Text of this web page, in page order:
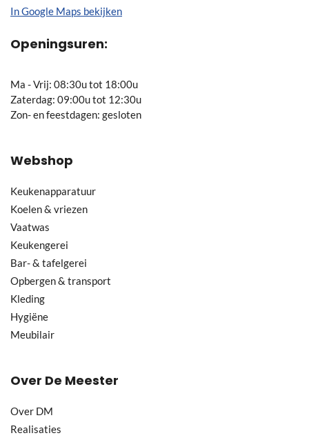
In Google Maps bekijken
Openingsuren:
Ma - Vrij: 08:30u tot 18:00u
Zaterdag: 09:00u tot 12:30u
Zon- en feestdagen: gesloten
Webshop
Keukenapparatuur
Koelen & vriezen
Vaatwas
Keukengerei
Bar- & tafelgerei
Opbergen & transport
Kleding
Hygiëne
Meubilair
Over De Meester
Over DM
Realisaties